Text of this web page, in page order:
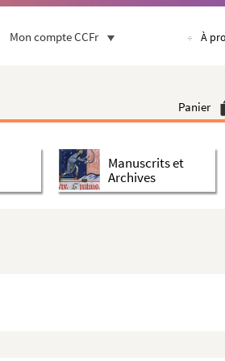
Mon compte CCFr À
Panier
Manuscrits et
Archives